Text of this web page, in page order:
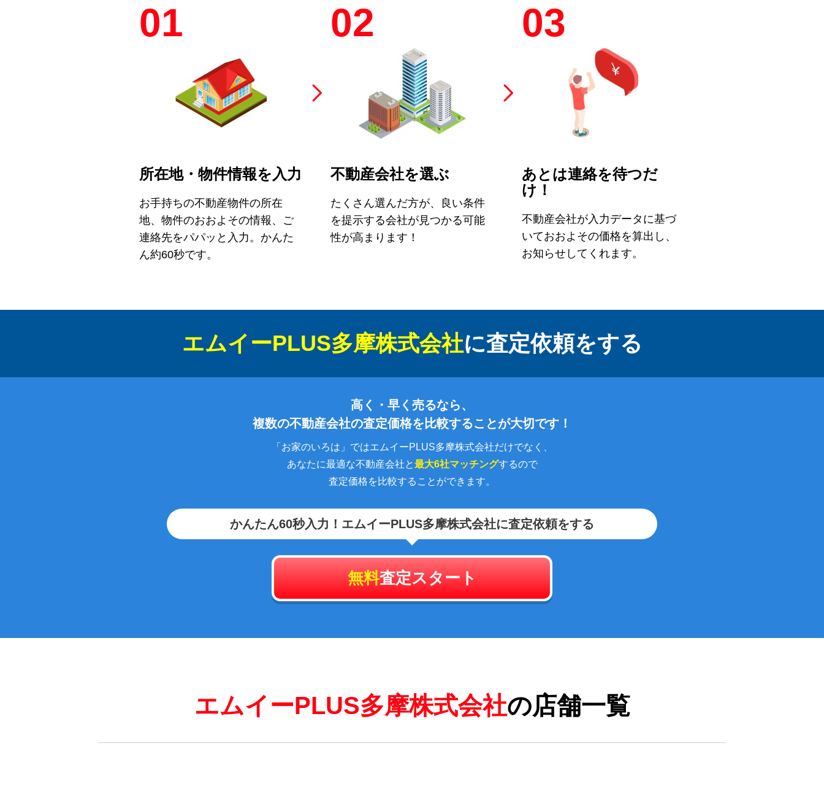
01
所在地・物件情報を入力
お手持ちの不動産物件の所在
地、物件のおおよその情報、ご
連絡先をパパッと入力。かんた
ん約60秒です。
02
不動産会社を選ぶ
たくさん選んだ方が、良い条件
を提示する会社が見つかる可能
性が高まります！
03
あとは連絡を待つだ
け！
不動産会社が入力データに基づ
いておおよその価格を算出し、
お知らせしてくれます。
エムイーPLUS多摩株式会社に査定依頼をする
高く・早く売るなら、
複数の不動産会社の査定価格を比較することが大切です！
「お家のいろは」ではエムイーPLUS多摩株式会社だけでなく、
あなたに最適な不動産会社と最大6社マッチングするので
査定価格を比較することができます。
かんたん60秒入力！ エムイーPLUS多摩株式会社に査定依頼をする
無料査定スタート
エムイーPLUS多摩株式会社の店舗一覧